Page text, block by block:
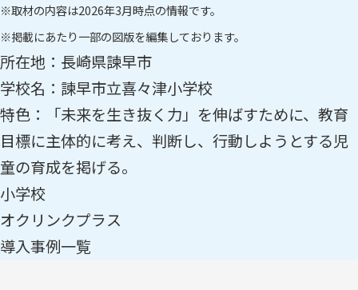
※取材の内容は2026年3月時点の情報です。
※掲載にあたり一部の図版を編集しております。
所在地：長崎県諫早市
学校名：諫早市立喜々津小学校
特色：「未来を生き抜く力」を伸ばすために、教育
目標に主体的に考え、判断し、行動しようとする児
童の育成を掲げる。
小学校
オクリンクプラス
導入事例一覧